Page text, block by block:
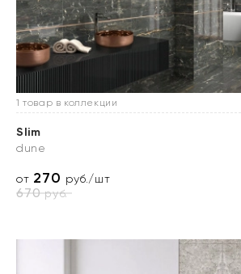
1 товар в коллекции
Slim
dune
от 270 руб./шт
670руб.